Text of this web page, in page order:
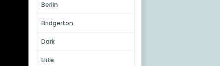
Berlin
Bridgerton
Dark
Elite